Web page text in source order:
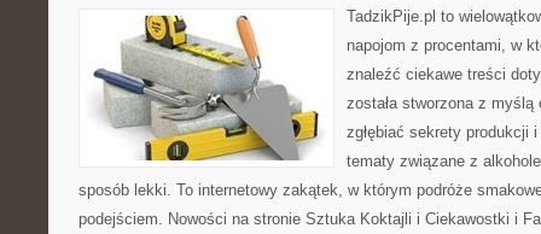
TadzikPije.pl to
napojom z procentami, w
znaleźć ciekawe treści
została stworzona z
zgłębiać sekrety produkcji
tematy związane z
sposób lekki. To internetowy zakątek, w którym podróże
podejściem. Nowości na stronie Sztuka Koktajli i Ciekawostki i